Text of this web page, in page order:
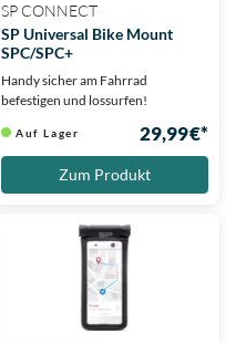
SP CONNECT
SP Universal Bike Mount
SPC/SPC+
Handy sicher am Fahrrad
befestigen und lossurfen!
Auf Lager 29,99 €*
Zum Produkt